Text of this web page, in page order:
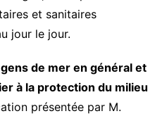
et sanitaires
jour le jour.
de mer en général et
à la protection du milieu
présentée par M.